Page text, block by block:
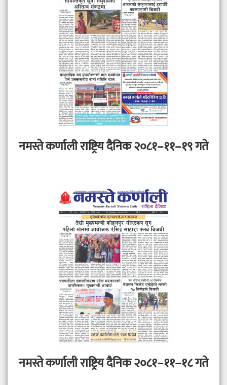
नमस्ते कर्णाली राष्ट्रिय दैनिक २०८१–११–१९ गते
नमस्ते कर्णाली राष्ट्रिय दैनिक २०८१–११–१८ गते